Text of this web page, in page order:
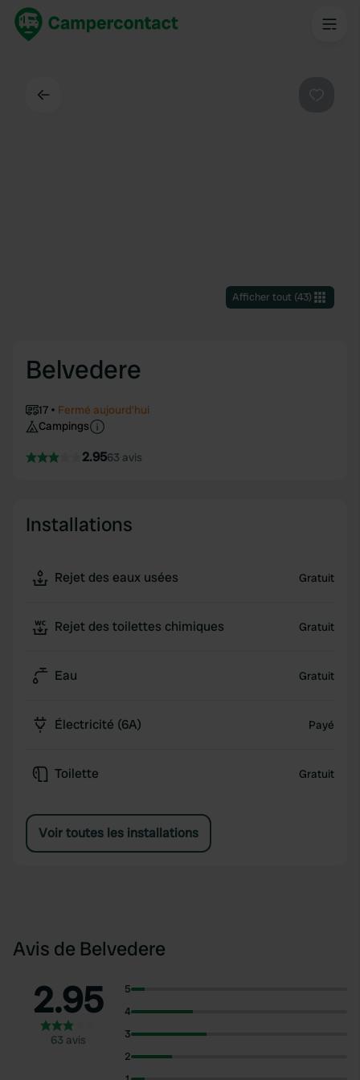
Afficher tout(43)
Belvedere
17
Fermé aujourd'hui
Campings
2.9563 avis
Installations
Rejet des eaux usées Gratuit
Rejet des toilettes chimiques Gratuit
Eau Gratuit
Électricité (6A) Payé
Toilette Gratuit
Voir toutes les installations
Avis de Belvedere
2.95
63 avis
5
4
3
2